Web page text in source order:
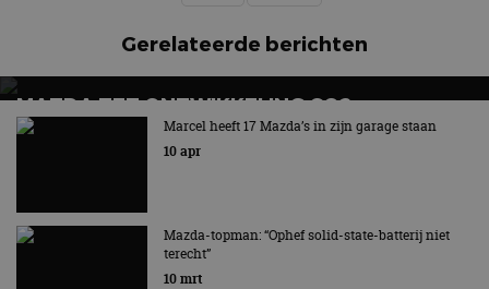
Gerelateerde berichten
MAZDA ZET ONTWIKKELING CO2-
AFVANGINSTALLATIE VOORT
Techniek kan bijdragen aan het verminderen van de
Marcel heeft 17 Mazda’s in zijn garage staan
10 apr
Mazda-topman: “Ophef solid-state-batterij niet
terecht”
10 mrt